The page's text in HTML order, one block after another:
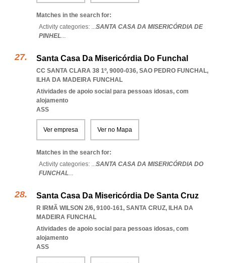
Matches in the search for:
Activity categories: ...SANTA CASA DA MISERICÓRDIA DE
PINHEL...
Santa Casa Da Misericórdia Do Funchal
CC SANTA CLARA 38 1º, 9000-036, SAO PEDRO FUNCHAL,
ILHA DA MADEIRA FUNCHAL
Atividades de apoio social para pessoas idosas, com
alojamento
ASS
Ver empresa Ver no Mapa
Matches in the search for:
Activity categories: ...SANTA CASA DA MISERICÓRDIA DO
FUNCHAL...
Santa Casa Da Misericórdia De Santa Cruz
R IRMÃ WILSON 2/6, 9100-161, SANTA CRUZ, ILHA DA
MADEIRA FUNCHAL
Atividades de apoio social para pessoas idosas, com
alojamento
ASS